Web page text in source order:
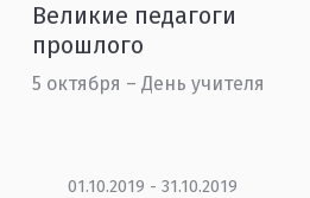
Великие педагоги
прошлого
5 октября – День учителя
01.10.2019 - 31.10.2019